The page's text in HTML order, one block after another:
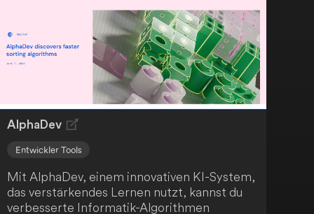
AlphaDev
Entwickler Tools
Mit AlphaDev, einem innovativen KI-System,
das verstärkendes Lernen nutzt, kannst du
verbesserte Informatik-Algorithmen